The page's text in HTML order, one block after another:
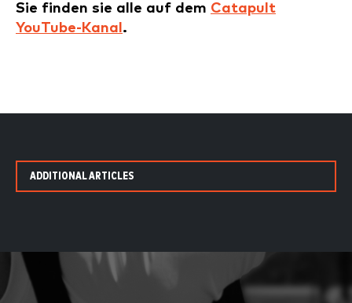
Sie finden sie alle auf dem Catapult
YouTube-Kanal .
ADDITIONAL ARTICLES